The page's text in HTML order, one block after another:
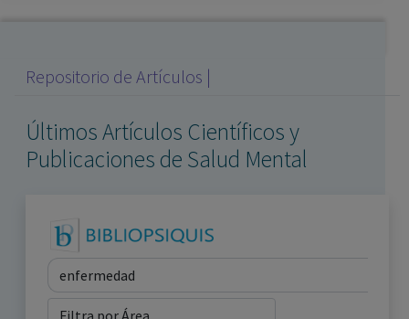
Repositorio de Artículos |
Últimos Artículos Científicos y
Publicaciones de Salud Mental